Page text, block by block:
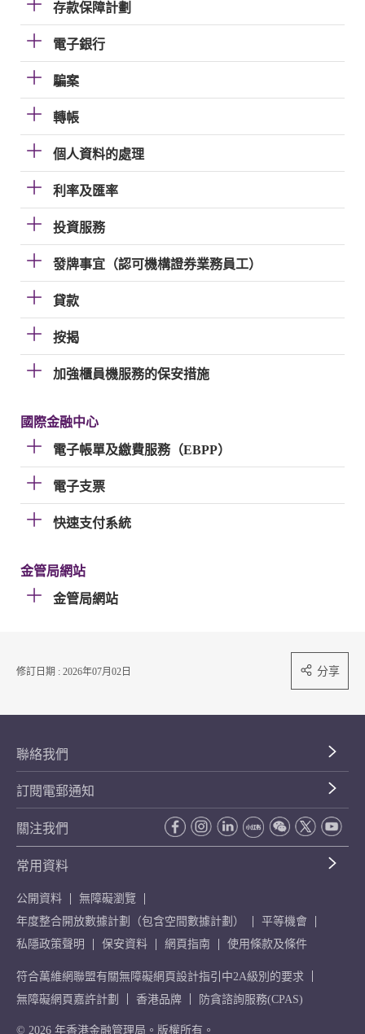
存款保障計劃
電子銀行
騙案
轉帳
個人資料的處理
利率及匯率
投資服務
發牌事宜（認可機構證券業務員工）
貸款
按揭
加強櫃員機服務的保安措施
國際金融中心
電子帳單及繳費服務（EBPP）
電子支票
快速支付系統
金管局網站
金管局網站
修訂日期 : 2026年07月02日 分享
聯絡我們
訂閱電郵通知
關注我們
常用資料
公開資料
無障礙瀏覽
年度整合開放數據計劃（包含空間數據計劃）
平等機會
私隱政策聲明
保安資料 網頁指南 使用條款及條件
符合萬維網聯盟有關無障礙網頁設計指引中2A級別的要求
無障礙網頁嘉許計劃
香港品牌 防貪諮詢服務(CPAS)
© 2026 年香港金融管理局。版權所有。